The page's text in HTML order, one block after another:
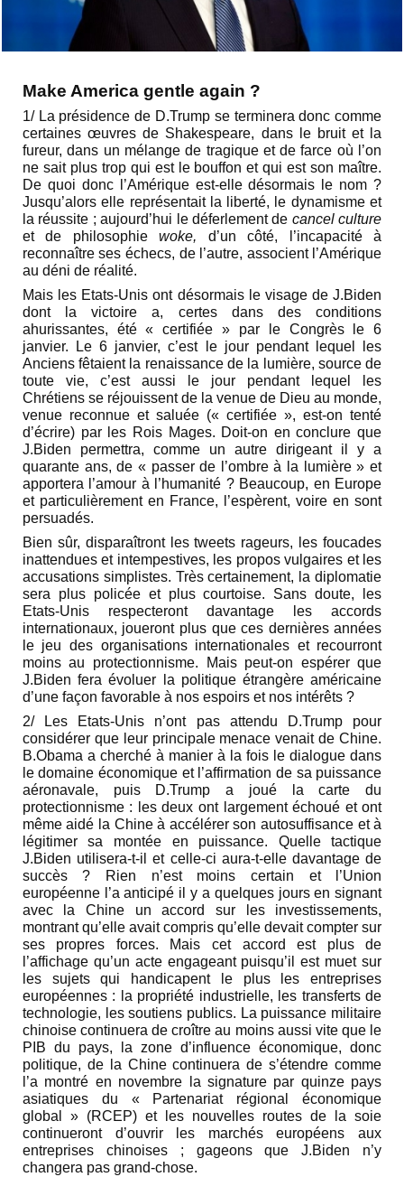
Make America gentle again ?
1/ La présidence de D.Trump se terminera donc comme
certaines œuvres de Shakespeare, dans le bruit et la
fureur, dans un mélange de tragique et de farce où l’on
ne sait plus trop qui est le bouffon et qui est son maître.
De quoi donc l’Amérique est-elle désormais le nom ?
Jusqu’alors elle représentait la liberté, le dynamisme et
la réussite ; aujourd’hui le déferlement de cancel culture
et de philosophiewoke, d’un côté, l’incapacité à
reconnaître ses échecs, de l’autre, associent l’Amérique
au déni de réalité.
Mais les Etats-Unis ont désormais le visage de J.Biden
dont la victoire a, certes dans des conditions
ahurissantes, été « certifiée » par le Congrès le 6
janvier. Le 6 janvier, c’est le jour pendant lequel les
Anciens fêtaient la renaissance de la lumière, source de
toute vie, c’est aussi le jour pendant lequel les
Chrétiens se réjouissent de la venue de Dieu au monde,
venue reconnue et saluée (« certifiée », est-on tenté
d’écrire) par les Rois Mages. Doit-on en conclure que
J.Biden permettra, comme un autre dirigeant il y a
quarante ans, de « passer de l’ombre à la lumière » et
apportera l’amour à l’humanité ? Beaucoup, en Europe
et particulièrement en France, l’espèrent, voire en sont
persuadés.
Bien sûr, disparaîtront les tweets rageurs, les foucades
inattendues et intempestives, les propos vulgaires et les
accusations simplistes. Très certainement, la diplomatie
sera plus policée et plus courtoise. Sans doute, les
Etats-Unis respecteront davantage les accords
internationaux, joueront plus que ces dernières années
le jeu des organisations internationales et recourront
moins au protectionnisme. Mais peut-on espérer que
J.Biden fera évoluer la politique étrangère américaine
d’une façon favorable à nos espoirs et nos intérêts ?
2/ Les Etats-Unis n’ont pas attendu D.Trump pour
considérer que leur principale menace venait de Chine.
B.Obama a cherché à manier à la fois le dialogue dans
le domaine économique et l’affirmation de sa puissance
aéronavale, puis D.Trump a joué la carte du
protectionnisme : les deux ont largement échoué et ont
même aidé la Chine à accélérer son autosuffisance et à
légitimer sa montée en puissance. Quelle tactique
J.Biden utilisera-t-il et celle-ci aura-t-elle davantage de
succès ? Rien n’est moins certain et l’Union
européenne l’a anticipé il y a quelques jours en signant
avec la Chine un accord sur les investissements,
montrant qu’elle avait compris qu’elle devait compter sur
ses propres forces. Mais cet accord est plus de
l’affichage qu’un acte engageant puisqu’il est muet sur
les sujets qui handicapent le plus les entreprises
européennes : la propriété industrielle, les transferts de
technologie, les soutiens publics. La puissance militaire
chinoise continuera de croître au moins aussi vite que le
PIB du pays, la zone d’influence économique, donc
politique, de la Chine continuera de s’étendre comme
l’a montré en novembre la signature par quinze pays
asiatiques du « Partenariat régional économique
global » (RCEP) et les nouvelles routes de la soie
continueront d’ouvrir les marchés européens aux
entreprises chinoises ; gageons que J.Biden n’y
changera pas grand-chose.